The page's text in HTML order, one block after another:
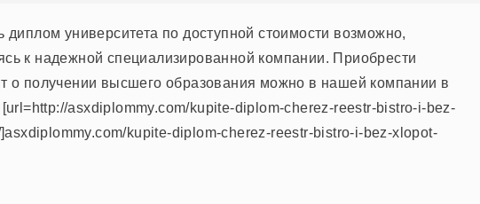
диплом университета по доступной стоимости возможно,
к надежной специализированной компании. Приобрести
о получении высшего образования можно в нашей компании в
asxdiplommy.com/kupite-diplom-cherez-reestr-bistro-i-bez-
kupite-diplom-cherez-reestr-bistro-i-bez-xlopot-